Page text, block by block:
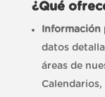
¿Qué
Información
datos
áreas de